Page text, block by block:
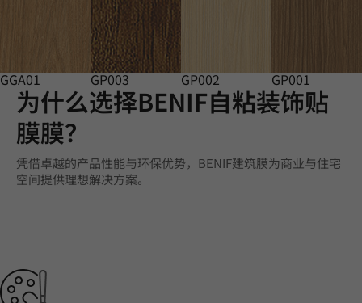
GGA01 GP003 GP002 GP001
为什么选择BENIF自粘装饰贴
膜膜？
凭借卓越的产品性能与环保优势，BENIF建筑膜为商业与住宅
空间提供理想解决方案。